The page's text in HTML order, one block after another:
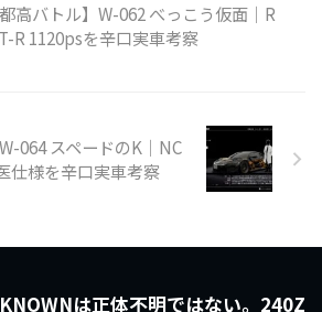
都高バトル】W-062 べっこう仮面｜R
R 1120psを辛口実車考察
064 スペードのK｜NC
仕様を辛口実車考察
は正体不明ではない。240Z